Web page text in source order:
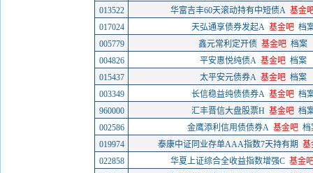
013522
华富吉丰60天滚动持有中短债A 基金
017024
天弘通享债券发起A 基金吧 档
005779
鑫元常利定开债 基金吧 档案
004826
平安惠悦纯债A 基金吧 档案
015437
太平安元债券A 基金吧 档案
003349
长信稳益纯债债券A 基金吧 档
960000
汇丰晋信大盘股票H 基金吧 档
002586
金鹰添利信用债债券A 基金吧 档
019974
泰康中证同业存单AAA指数7天持有期 基
022858
华夏上证综合全收益指数增强C 基金